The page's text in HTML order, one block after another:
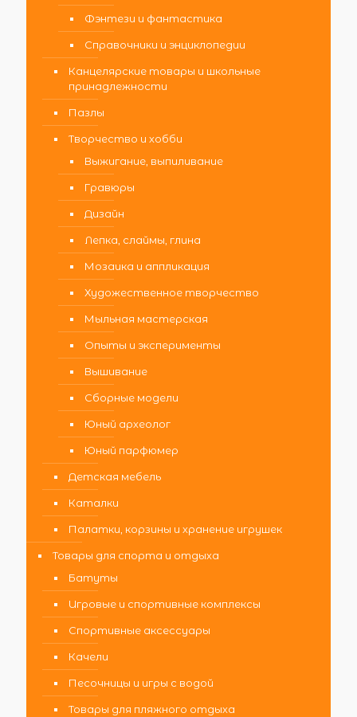
Фэнтези и фантастика
Справочники и энциклопедии
Канцелярские товары и школьные
принадлежности
Пазлы
Творчество и хобби
Выжигание, выпиливание
Гравюры
Дизайн
Лепка, слаймы, глина
Мозаика и аппликация
Художественное творчество
Мыльная мастерская
Опыты и эксперименты
Вышивание
Сборные модели
Юный археолог
Юный парфюмер
Детская мебель
Каталки
Палатки, корзины и хранение игрушек
Товары для спорта и отдыха
Батуты
Игровые и спортивные комплексы
Спортивные аксессуары
Качели
Песочницы и игры с водой
Товары для пляжного отдыха